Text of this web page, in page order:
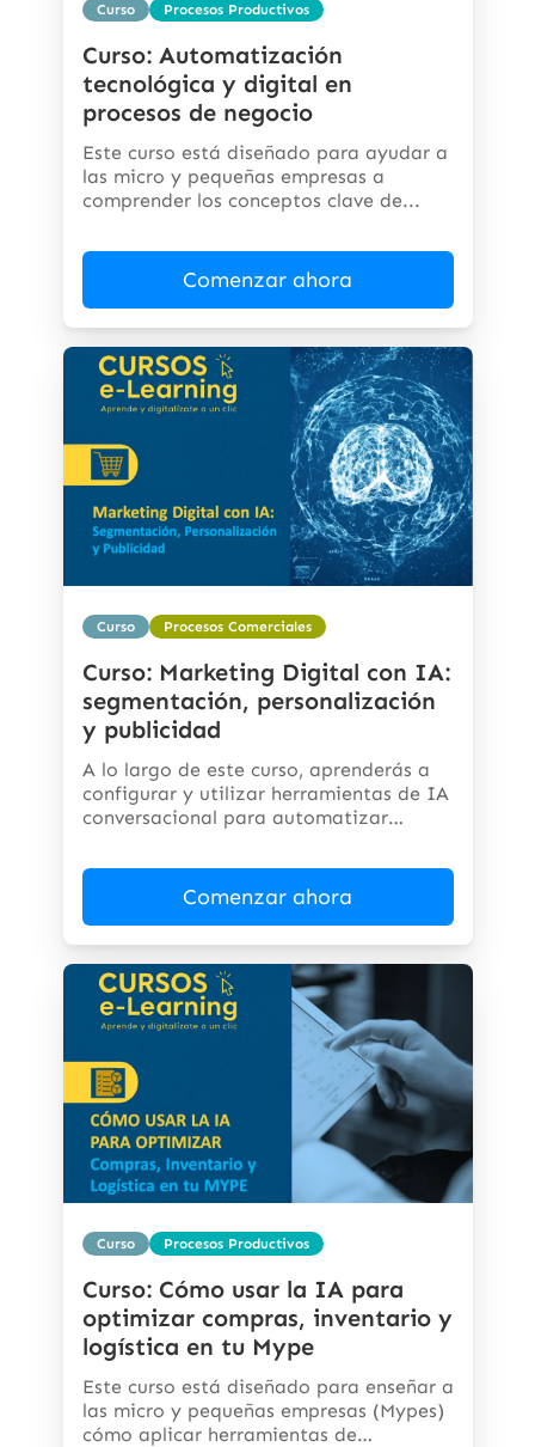
Curso Procesos Productivos
Curso: Automatización
tecnológica y digital en
procesos de negocio
Este curso está diseñado para ayudar a
las micro y pequeñas empresas a
comprender los conceptos clave de...
Comenzar ahora
Curso Procesos Comerciales
Curso: Marketing Digital con IA:
segmentación, personalización
y publicidad
A lo largo de este curso, aprenderás a
configurar y utilizar herramientas de IA
conversacional para automatizar
Comenzar ahora
Curso Procesos Productivos
Curso: Cómo usar la IA para
optimizar compras, inventario y
logística en tu Mype
Este curso está diseñado para enseñar a
las micro y pequeñas empresas (Mypes)
cómo aplicar herramientas de